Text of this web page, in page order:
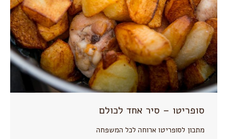
סופריטו – סיר אחד לכולם
מתכון לסופריטו ארוחה לכל המשפחה